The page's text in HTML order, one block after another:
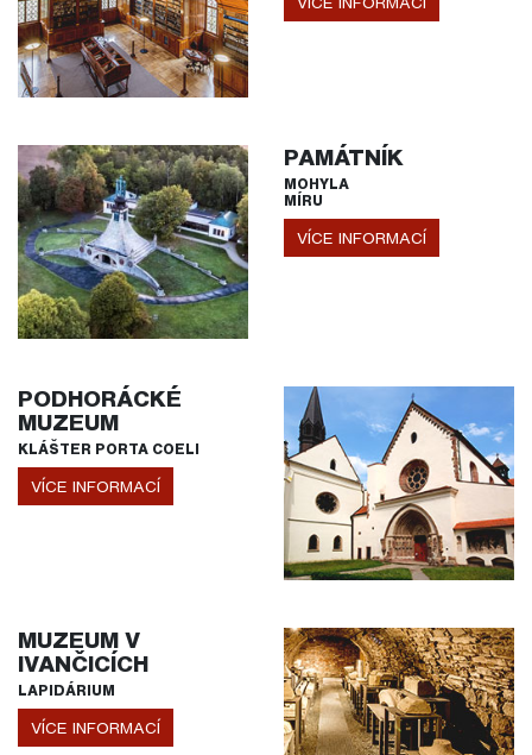
PAMÁTNÍK
MOHYLA
MÍRU
VÍCE INFORMACÍ
PODHORÁCKÉ
MUZEUM
KLÁŠTER PORTA COELI
VÍCE INFORMACÍ
MUZEUM V
IVANČICÍCH
LAPIDÁRIUM
VÍCE INFORMACÍ